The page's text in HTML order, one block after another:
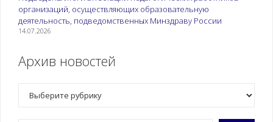
организаций, осуществляющих образовательную
деятельность, подведомственных Минздраву России
14.07.2026
Архив новостей